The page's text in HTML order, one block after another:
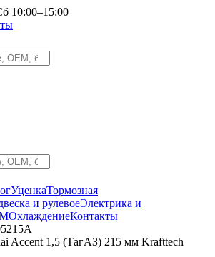
10:00–15:00
УценкаТормозная
и рулевоеЭлектрика и
ОхлаждениеКонтакты